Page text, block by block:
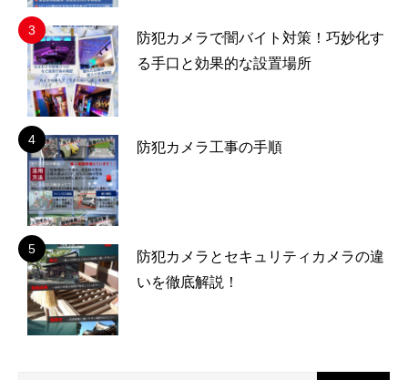
防犯カメラで闇バイト対策！巧妙化す
る手口と効果的な設置場所
防犯カメラ工事の手順
防犯カメラとセキュリティカメラの違
いを徹底解説！